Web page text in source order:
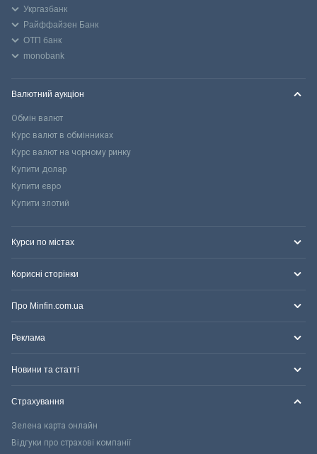
Укргазбанк
Райффайзен Банк
ОТП банк
monobank
Валютний аукціон
Обмін валют
Курс валют в обмінниках
Курс валют на чорному ринку
Купити долар
Купити євро
Купити злотий
Курси по містах
Корисні сторінки
Про Minfin.com.ua
Реклама
Новини та статті
Страхування
Зелена карта онлайн
Відгуки про страхові компанії